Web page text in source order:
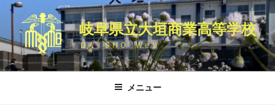
テ
ン
ツ
岐阜県立大垣商業高等学校
ＤＡＩＳＨＯ Ｗｅｂ
メニュー